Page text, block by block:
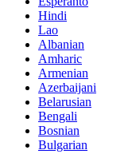
Hindi
Lao
Albanian
Amharic
Armenian
Azerbaijani
Belarusian
Bengali
Bosnian
Bulgarian